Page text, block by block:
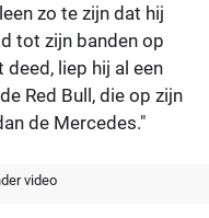
zo te zijn dat hij
tot zijn banden op
liep hij al een
Red Bull, die op zijn
de Mercedes."
video